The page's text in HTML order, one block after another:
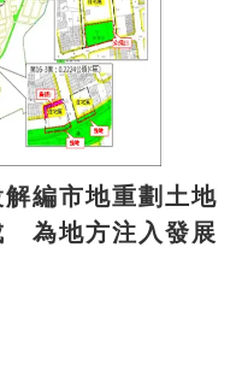
編市地重劃土地
為地方注入發展